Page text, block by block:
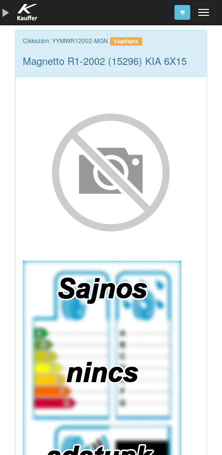
Szerszámkatalógus
Kosár
Alkatrészek
Cikkszám: YYMWR12002-MGN Vágólapra
Magnetto R1-2002 (15296) KIA 6X15